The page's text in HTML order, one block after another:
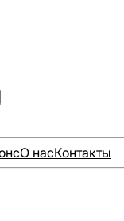
О насКонтакты